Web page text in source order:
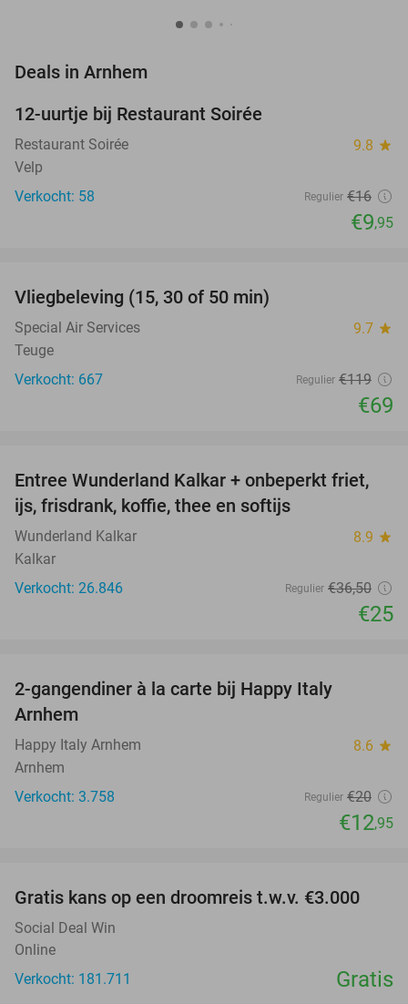
Deals in Arnhem
12-uurtje bij Restaurant Soirée
Restaurant Soirée 9.8 star
Velp
Verkocht: 58
Regulier €16
€9,95
Vliegbeleving (15, 30 of 50 min)
Special Air Services 9.7 star
Teuge
Verkocht: 667
Regulier €119
€69
32%
Entree Wunderland Kalkar + onbeperkt friet,
ijs, frisdrank, koffie, thee en softijs
Wunderland Kalkar 8.9 star
Kalkar
Verkocht: 26.846
Regulier €36,50
€25
2-gangendiner à la carte bij Happy Italy
Arnhem
Happy Italy Arnhem 8.6 star
Arnhem
Verkocht: 3.758
Regulier €20
€12,95
Gratis kans op een droomreis t.w.v. €3.000
Social Deal Win
Online
Verkocht: 181.711
Gratis